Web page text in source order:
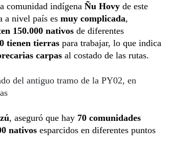
comunidad indígena Ñu Hovy de este
a nivel país es muy complicada,
150.000 nativos de diferentes
tienen tierras para trabajar, lo que indica
carpas al costado de las rutas.
del antiguo tramo de la PY02, en
, aseguró que hay 70 comunidades
nativos esparcidos en diferentes puntos